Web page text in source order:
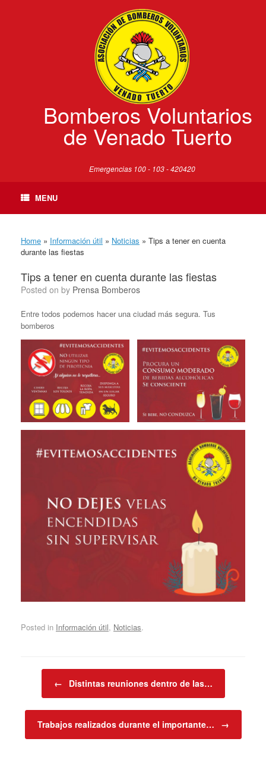
Bomberos Voluntarios
de Venado Tuerto
Emergencias 100 - 103 - 420420
MENU
Home » Información útil » Noticias » Tips a tener en cuenta
durante las fiestas
Tips a tener en cuenta durante las fiestas
Posted on by Prensa Bomberos
Entre todos podemos hacer una ciudad más segura. Tus
bomberos
Posted in Información útil, Noticias.
← Distintas reuniones dentro de las…
Trabajos realizados durante el importante… →